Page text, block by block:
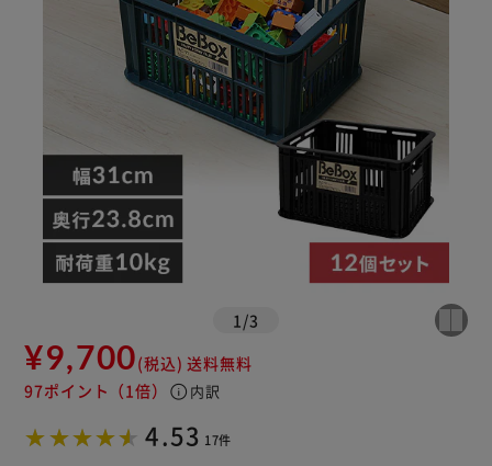
1 /3
¥9,700(税込) 送料無料
97ポイント （1倍） info 内訳
4.53 17件